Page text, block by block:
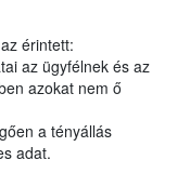
érintett:
az ügyfélnek és az
azokat nem ő
a tényállás
adat.